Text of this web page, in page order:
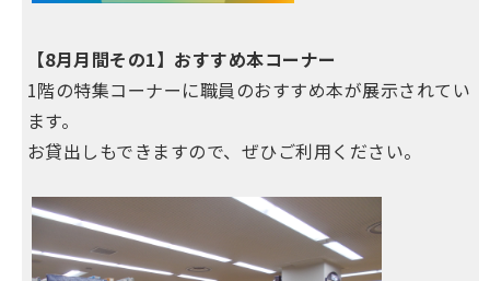
【8月月間その1】おすすめ本コーナー
1階の特集コーナーに職員のおすすめ本が展示されてい
ます。
お貸出しもできますので、ぜひご利用ください。